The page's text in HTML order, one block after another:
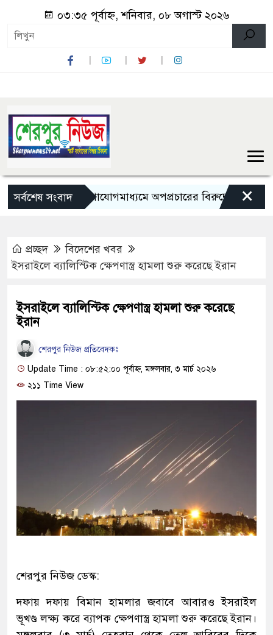
০৩:৩৫ পূর্বাহ্ন, শনিবার, ০৮ অগাস্ট ২০২৬
সর্বশেষ সংবাদ
সামাজিক যোগাযোগমাধ্যমে অপপ্রচারের বিরুদ্ধে সতর্ক থাকার
×
প্রচ্ছদ
বিদেশের খবর
ইসরাইলে ব্যালিস্টিক ক্ষেপণাস্ত্র হামলা শুরু করেছে ইরান
ইসরাইলে ব্যালিস্টিক ক্ষেপণাস্ত্র হামলা শুরু করেছে
ইরান
শেরপুর নিউজ প্রতিবেদকঃ
Update Time : ০৮:৫২:০০ পূর্বাহ্ন, মঙ্গলবার, ৩ মার্চ ২০২৬
২১১ Time View
শেরপুর নিউজ ডেস্ক:
দফায় দফায় বিমান হামলার জবাবে আবারও ইসরাইল
ভূখণ্ড লক্ষ্য করে ব্যাপক ক্ষেপণাস্ত্র হামলা শুরু করেছে ইরান।